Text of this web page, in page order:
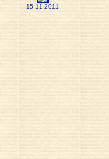
15-11-2011